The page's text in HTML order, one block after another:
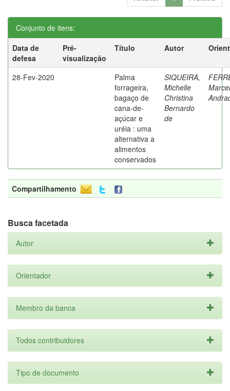
Conjunto de itens:
Data de
defesa
Pré-
visualização
Título Autor
28-Fev-2020
Palma
forrageira,
bagaço de
cana-de-
açúcar e
uréia : uma
alternativa a
alimentos
conservados
SIQUEIRA,
Michelle
Christina
Bernardo
de
Compartilhamento
Busca facetada
Autor
Orientador
Membro da banca
Todos contribuidores
Tipo de documento